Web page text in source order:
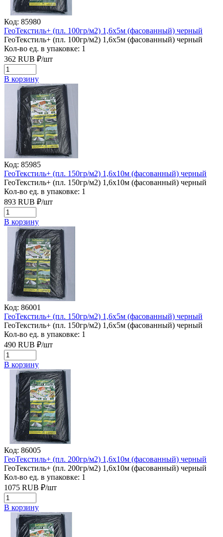
Код: 85980
ГеоТекстиль+ (пл. 100гр/м2) 1,6х5м (фасованный) черный
ГеоТекстиль+ (пл. 100гр/м2) 1,6х5м (фасованный) черный
Кол-во ед. в упаковке: 1
362 RUB ₽/шт
В корзину
Код: 85985
ГеоТекстиль+ (пл. 150гр/м2) 1,6х10м (фасованный) черный
ГеоТекстиль+ (пл. 150гр/м2) 1,6х10м (фасованный) черный
Кол-во ед. в упаковке: 1
893 RUB ₽/шт
В корзину
Код: 86001
ГеоТекстиль+ (пл. 150гр/м2) 1,6х5м (фасованный) черный
ГеоТекстиль+ (пл. 150гр/м2) 1,6х5м (фасованный) черный
Кол-во ед. в упаковке: 1
490 RUB ₽/шт
В корзину
Код: 86005
ГеоТекстиль+ (пл. 200гр/м2) 1,6х10м (фасованный) черный
ГеоТекстиль+ (пл. 200гр/м2) 1,6х10м (фасованный) черный
Кол-во ед. в упаковке: 1
1075 RUB ₽/шт
В корзину